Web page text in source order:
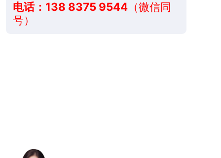
电话：138 8375 9544（微信同
号）